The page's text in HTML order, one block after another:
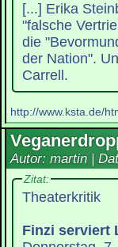
[...] Erika
"falsche
die
der Nation".
Carrell.
http://www.ksta.de/
Autor: martin |
Zitat:
Theaterkritik
Finzi serviert